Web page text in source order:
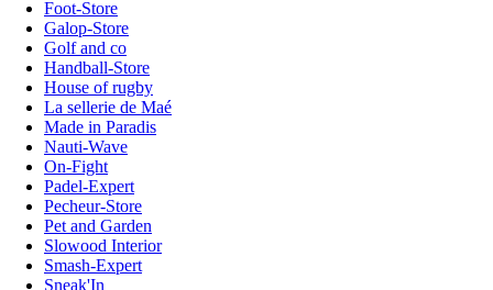
Foot-Store
Galop-Store
Golf and co
Handball-Store
House of rugby
La sellerie de Maé
Made in Paradis
Nauti-Wave
On-Fight
Padel-Expert
Pecheur-Store
Pet and Garden
Slowood Interior
Smash-Expert
Sneak'In